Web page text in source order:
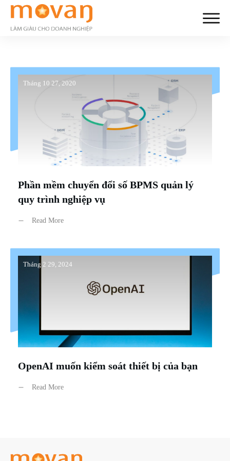
Tháng 10 27, 2020
Phần mềm chuyển đổi số BPMS quản lý
quy trình nghiệp vụ
Read More
Tháng 2 29, 2024
OpenAI muốn kiểm soát thiết bị của bạn
Read More